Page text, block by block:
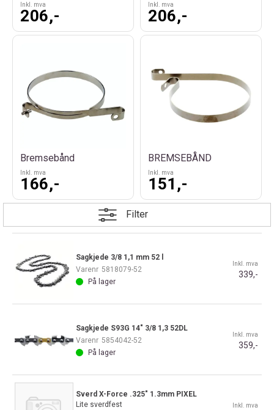
Inkl. mva
206,-
Inkl. mva
206,-
Bremsebånd
Inkl. mva
166,-
BREMSEBÅND
Inkl. mva
151,-
Filter
Sagkjede 3/8 1,1 mm 52 l
Varenr 5818079-52
På lager
Inkl. mva
339,-
Sagkjede S93G 14" 3/8 1,3 52DL
Varenr 5854042-52
På lager
Inkl. mva
359,-
Sverd X-Force .325" 1.3mm PIXEL
Lite sverdfest
Inkl. mva